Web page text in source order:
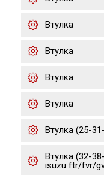
Втулка
Втулка
Втулка
Втулка
Втулка (25-
Втулка (32-
isuzu ftr/fvr/